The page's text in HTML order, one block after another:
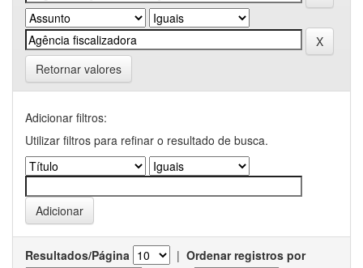
Retornar valores
Adicionar filtros:
Utilizar filtros para refinar o resultado de busca.
Resultados/Página | Ordenar registros por